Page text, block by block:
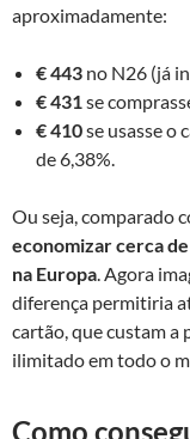
aproximadamente:
€ 443 no N26 (já
€ 431se
€ 410se usasse o
de 6,38%.
Ou seja, comparado
economizar cerca
na Europa. Agora
diferença permitiria
cartão, que custam a
ilimitado em todo o
Como